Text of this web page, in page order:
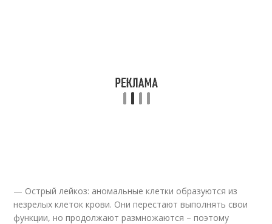
— Острый лейкоз: аномальные клетки образуются из
незрелых клеток крови. Они перестают выполнять свои
функции, но продолжают размножаются – поэтому